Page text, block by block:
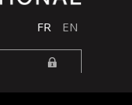
FR EN